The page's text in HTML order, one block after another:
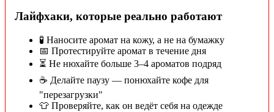
Лайфхаки, которые реально работают
🧪 Наносите аромат на кожу, а не на бумажку
📅 Протестируйте аромат в течение дня
⏳ Не нюхайте больше 3–4 ароматов подряд
☕ Делайте паузу — понюхайте кофе для
"перезагрузки"
👕 Проверяйте, как он ведёт себя на одежде